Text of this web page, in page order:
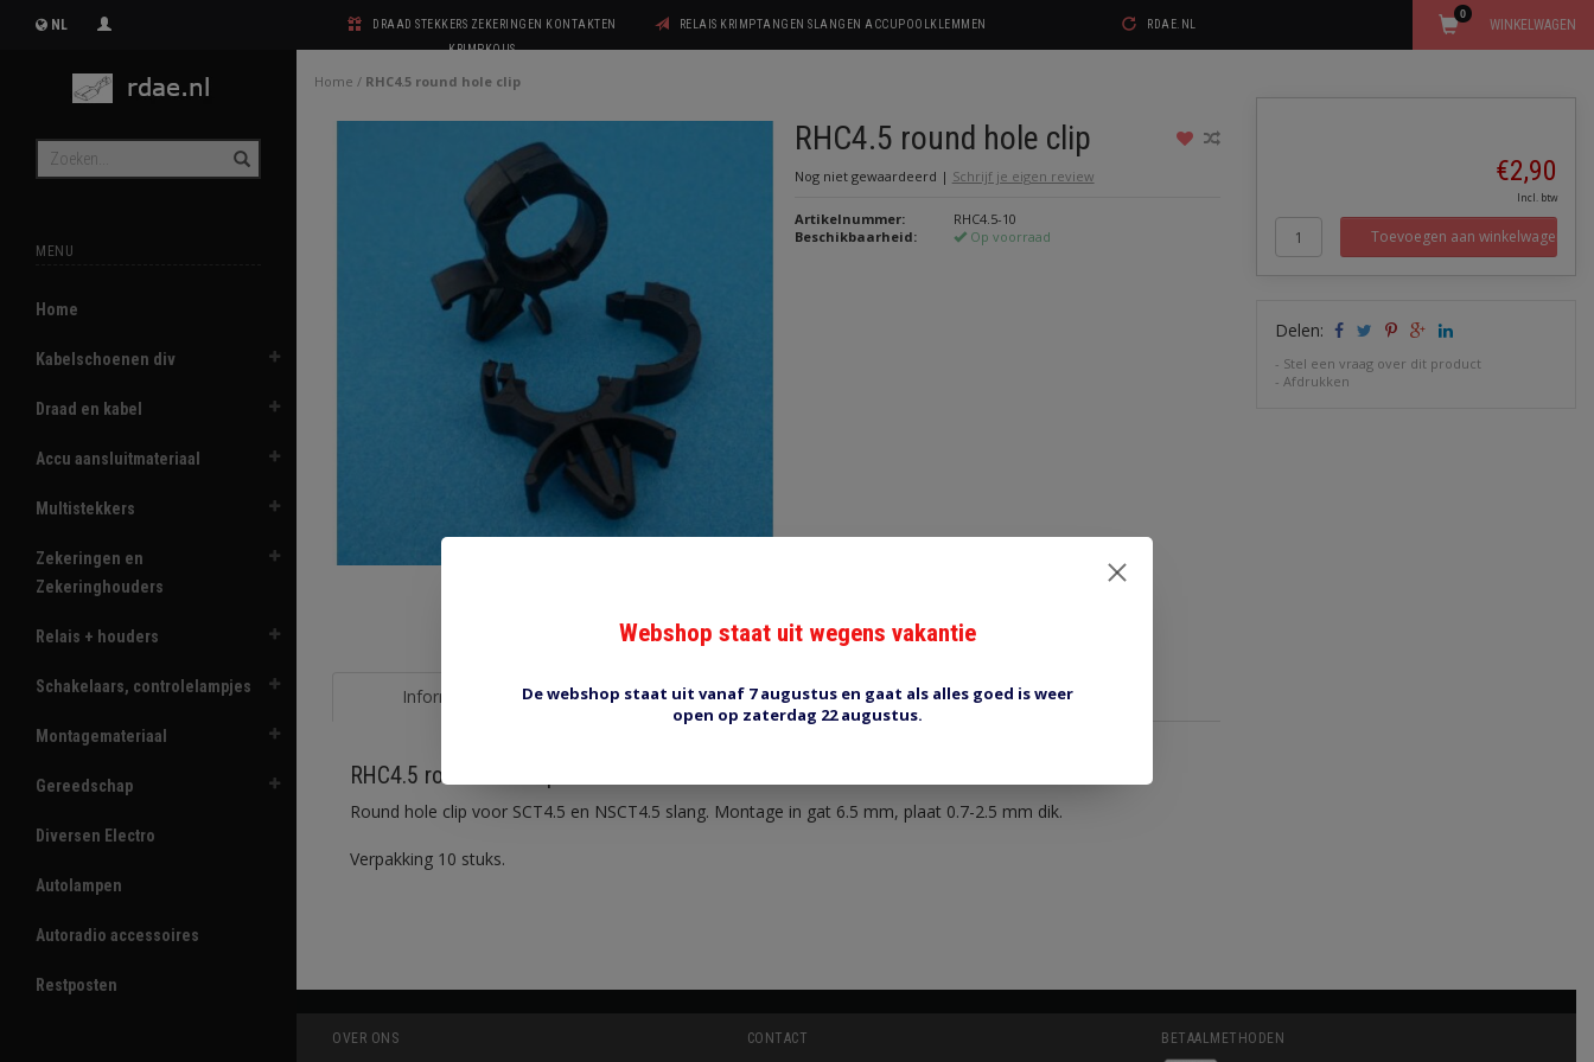
NL
DRAAD STEKKERS ZEKERINGEN KONTAKTEN
KRIMPKOUS
RELAIS KRIMPTANGEN SLANGEN ACCUPOOLKLEMMEN RDAE.NL WINKELWAGEN
0
MENU
Home
Kabelschoenen div
Draad en kabel
Accu aansluitmateriaal
Multistekkers
Zekeringen en
Zekeringhouders
Relais + houders
Schakelaars, controlelampjes
Montagemateriaal
Gereedschap
Diversen Electro
Autolampen
Autoradio accessoires
Restposten
Home / RHC4.5 round hole clip
RHC4.5 round hole clip
Nog niet gewaardeerd | Schrijf je eigen review
Artikelnummer:
RHC4.5-10
Beschikbaarheid:
Op voorraad
Informatie Reviews (0) Tags (0)
RHC4.5 round hole clip
Round hole clip voor SCT4.5 en NSCT4.5 slang. Montage in gat 6.5 mm, plaat 0.7-2.5 mm dik.
Verpakking 10 stuks.
€2,90
Incl. btw
Toevoegen aan winkelwagen
Delen:
- Stel een vraag over dit product
-Afdrukken
OVER ONS CONTACT BETAALMETHODEN
Webshop staat uit wegens vakantie
De webshop staat uit vanaf 7 augustus en gaat als alles goed is weer
open op zaterdag 22 augustus.